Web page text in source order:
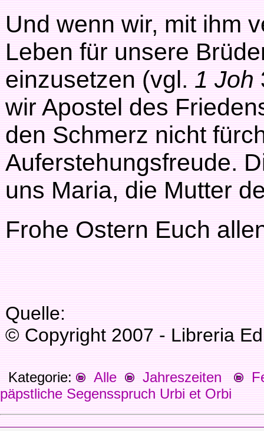
Und wenn wir, mit ihm
Leben für unsere
einzusetzen (vgl.1 Joh
wir Apostel des
den Schmerz nicht
Auferstehungsfreude.
uns Maria, die Mutter
Frohe Ostern Euch
Quelle:
© Copyright 2007 - Libreria
Kategorie: Alle Jahreszeiten
päpstliche Segensspruch Urbi et Orbi